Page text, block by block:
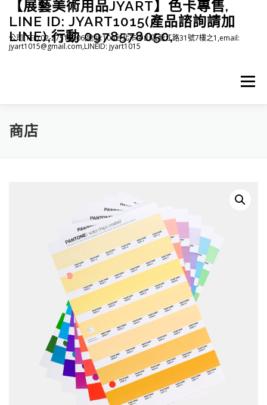
【展藝美術用品JYART】色卡專售,
LINE ID: JYART1015(產品諮詢請加
LINE),行動 0978578050,
公司(TEL):02-27515006,地址:104台北市中山區龍江路31號7樓之1,email:
jyart1015@gmail.com,LINEID: jyart1015
選單
首頁
商店